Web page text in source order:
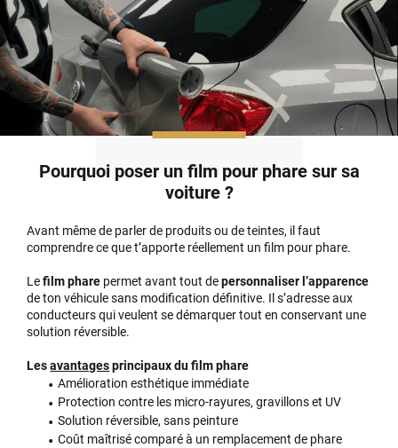
Pourquoi poser un film pour phare sur sa
voiture ?
Avant même de parler de produits ou de teintes, il faut
comprendre ce que t’apporte réellement un film pour phare.
Lefilm phare permet avant tout depersonnaliser l’apparence
de ton véhicule sans modification définitive. Il s’adresse aux
conducteurs qui veulent se démarquer tout en conservant une
solution réversible.
Lesavantagesprincipaux du film phare
Amélioration esthétique immédiate
Protection contre les micro-rayures, gravillons et UV
Solution réversible, sans peinture
Coût maîtrisé comparé à un remplacement de phare